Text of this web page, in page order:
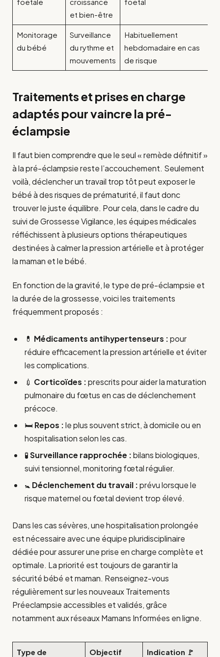
foetale
croissance
et bien-être
foetal
Monitorage
du bébé
Surveillance
du rythme et
mouvements
Habituellement
hebdomadaire en cas
de risque
Traitements et prises en charge
adaptés pour vaincre la pré-
éclampsie
Il faut bien comprendre que le seul « remède définitif »
à la pré-éclampsie reste l’accouchement. Seulement
voilà, déclencher un travail trop tôt peut exposer le
bébé à des risques de prématurité, il faut donc
trouver le juste équilibre. Pour cela, dans le cadre du
suivi de Grossesse Vigilance, les équipes médicales
réfléchissent à plusieurs options thérapeutiques
destinées à calmer la pression artérielle et à protéger
la maman et le bébé.
En fonction de la gravité, le type de pré-éclampsie et
la durée de la grossesse, voici les traitements
fréquemment proposés :
💊 Médicaments antihypertenseurs :pour
réduire efficacement la pression artérielle et éviter
les complications.
💉 Corticoïdes :prescrits pour aider la maturation
pulmonaire du fœtus en cas de déclenchement
précoce.
🛏️ Repos :le plus souvent strict, à domicile ou en
hospitalisation selon les cas.
🧪Surveillance rapprochée :bilans biologiques,
suivi tensionnel, monitoring fœtal régulier.
🚼 Déclenchement du travail :prévu lorsque le
risque maternel ou fœtal devient trop élevé.
Dans les cas sévères, une hospitalisation prolongée
est nécessaire avec une équipe pluridisciplinaire
dédiée pour assurer une prise en charge complète et
optimale. La priorité est toujours de garantir la
sécurité bébé et maman. Renseignez-vous
régulièrement sur les nouveaux Traitements
Préeclampsie accessibles et validés, grâce
notamment aux réseaux Mamans Informées en ligne.
Type de
Objectif
Indication 🚩